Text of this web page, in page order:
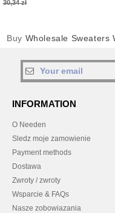
30,34 zł
Buy Wholesale Sweaters
INFORMATION
O Needen
Sledz moje zamowienie
Payment methods
Dostawa
Zwroty / zwroty
Wsparcie & FAQs
Nasze zobowiazania